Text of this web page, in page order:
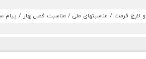
و لارج فرمت / مناسبتهای ملی / مناسبت فصل بهار / پیام